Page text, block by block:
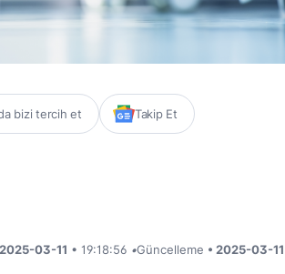
bizi tercih et Takip Et
2025-03-11 • 19:18:56 •Güncelleme • 2025-03-11